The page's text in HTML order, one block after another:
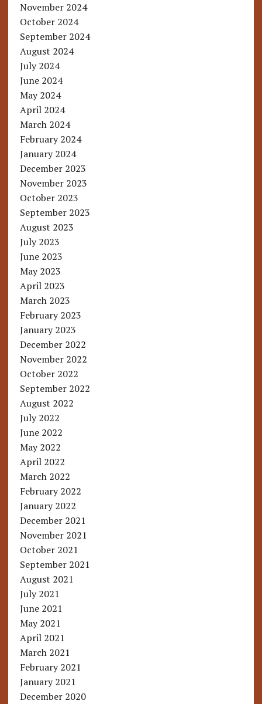
November 2024
October 2024
September 2024
August 2024
July 2024
June 2024
May 2024
April 2024
March 2024
February 2024
January 2024
December 2023
November 2023
October 2023
September 2023
August 2023
July 2023
June 2023
May 2023
April 2023
March 2023
February 2023
January 2023
December 2022
November 2022
October 2022
September 2022
August 2022
July 2022
June 2022
May 2022
April 2022
March 2022
February 2022
January 2022
December 2021
November 2021
October 2021
September 2021
August 2021
July 2021
June 2021
May 2021
April 2021
March 2021
February 2021
January 2021
December 2020